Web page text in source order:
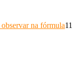
na fórmula11